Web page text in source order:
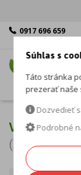
0917 696 659
Po - Pia: 8:00 -
VRÁSKY A
(39
Súhlas s
Táto stránka
prezerať naše
Dozvedieť
Podrobné